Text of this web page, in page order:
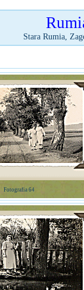
Stara Rumia,
Fotografia 64